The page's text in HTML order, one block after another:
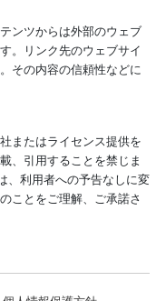
ンツからは外部のウェブ
。リンク先のウェブサイ
その内容の信頼性などに
またはライセンス提供を
、引用することを禁じま
、利用者への予告なしに変
ことをご理解、ご承諾さ